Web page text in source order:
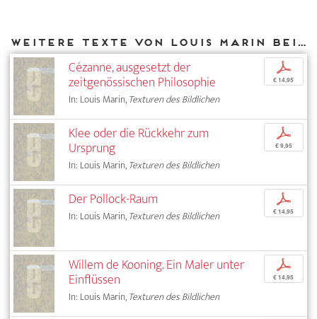
Weitere Texte von Louis Marin bei DIAPHANES
Cézanne, ausgesetzt der
zeitgenössischen Philosophie
In: Louis Marin,Texturen des Bildlichen
p
€ 14,95
Klee oder die Rückkehr zum
Ursprung
In: Louis Marin,Texturen des Bildlichen
p
€ 9,95
Der Pollock-Raum
In: Louis Marin,Texturen des Bildlichen
p
€ 14,95
Willem de Kooning. Ein Maler unter
Einflüssen
In: Louis Marin,Texturen des Bildlichen
p
€ 14,95